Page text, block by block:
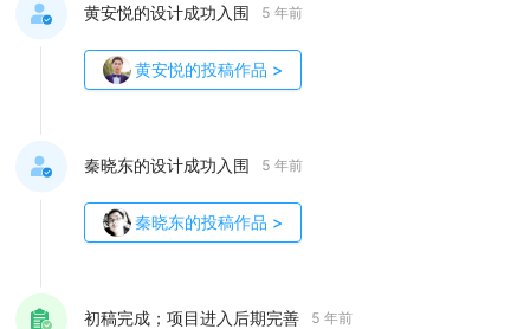
黄安悦的设计成功入围 5 年前
黄安悦的投稿作品 >
秦晓东的设计成功入围 5 年前
秦晓东的投稿作品 >
初稿完成；项目进入后期完善 5 年前